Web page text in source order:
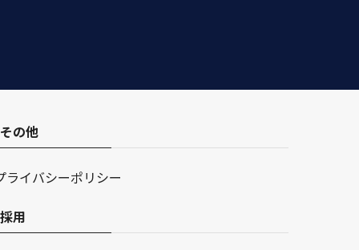
その他
ライバシーポリシー
採用